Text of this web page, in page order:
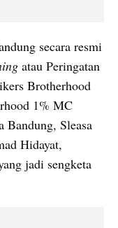
secara resmi
atau Peringatan
Brotherhood
1% MC
Sleasa
Hidayat,
jadi sengketa